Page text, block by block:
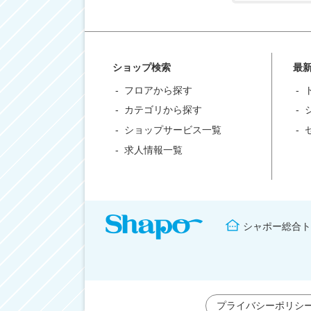
ショップ検索
フロアから探す
カテゴリから探す
ショップサービス一覧
求人情報一覧
最
シャポー総合
プライバシーポリシ